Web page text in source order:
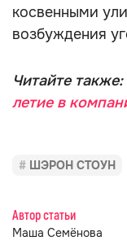
косвенными
возбуждения
Читайте также:
летие в
ШЭРОН СТОУН
Автор статьи
Маша Семёнова